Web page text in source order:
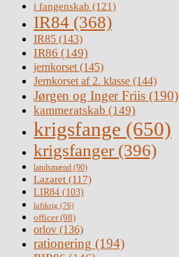
i fangenskab (121)
IR84 (368)
IR85 (143)
IR86 (149)
jernkorset(145)
Jernkorset af 2. klasse (144)
Jørgen og Inger Friis (190)
kammeratskab (149)
krigsfange (650)
krigsfanger (396)
landsmænd (90)
Lazaret (117)
LIR84 (103)
luftkrig (76)
officer(98)
orlov (136)
rationering (194)